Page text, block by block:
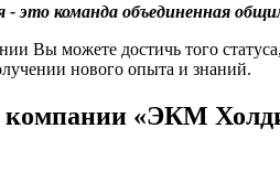
- это команда объединенная
Вы можете достичь того
нового опыта и знаний.
компании «ЭКМ